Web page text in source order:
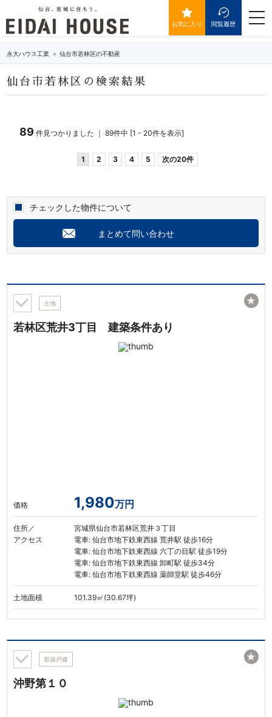
お気に入り 閲覧履歴
永大ハウス工業 仙台市若林区の不動産
仙台市若林区の検索結果
89 件見つかりました ｜ 89件中 [1 - 20件を表示]
1 2 3 4 5 次の20件
チェックした物件について
まとめて問い合わせ
土地
若林区荒井3丁目 建築条件あり
価格 1,980万円
住所／
アクセス
宮城県仙台市若林区荒井３丁目
電車: 仙台市地下鉄東西線 荒井駅 徒歩16分
電車: 仙台市地下鉄東西線 六丁の目駅 徒歩19分
電車: 仙台市地下鉄東西線 卸町駅 徒歩34分
電車: 仙台市地下鉄東西線 薬師堂駅 徒歩46分
土地面積 101.39㎡(30.67坪)
★
新築戸建
沖野第１０
★